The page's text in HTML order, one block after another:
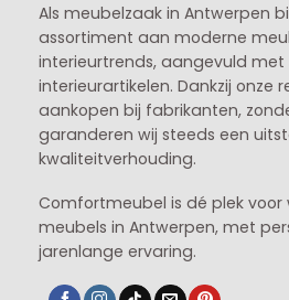
Als meubelzaak in Antwerpen
assortiment aan moderne
interieurtrends, aangevuld met
interieurartikelen. Dankzij onze
aankopen bij fabrikanten,
garanderen wij steeds een
kwaliteitverhouding.
Comfortmeubel is dé plek voor
meubels in Antwerpen, met
jarenlange ervaring.